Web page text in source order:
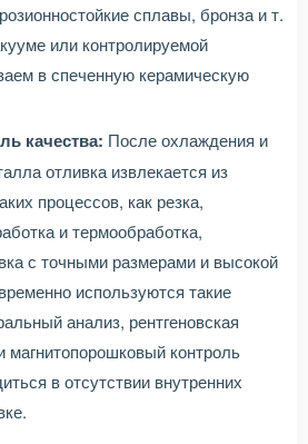
сплавы, бронза и т.
или контролируемой
в спеченную керамическую
качества: После охлаждения и
отливка извлекается из
процессов, как резка,
и термообработка,
с точными размерами и высокой
используются такие
анализ, рентгеновская
магнитопорошковый контроль
в отсутствии внутренних